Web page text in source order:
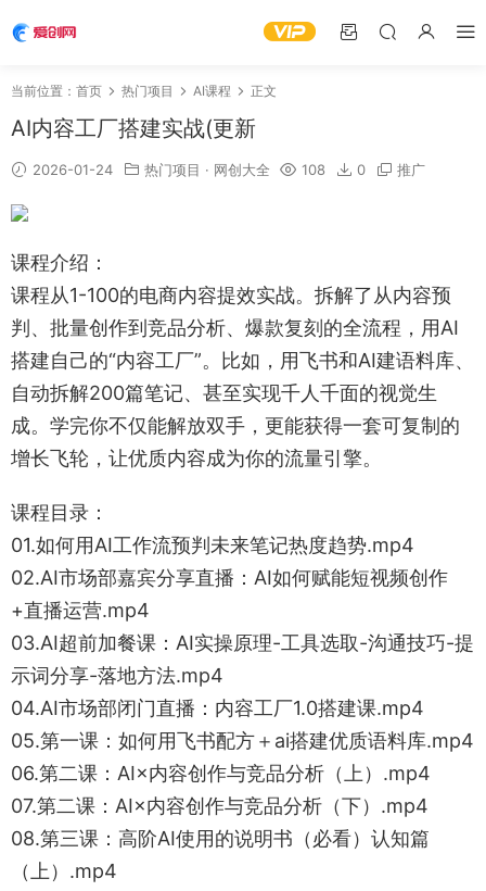
当前位置： 首页 热门项目 AI课程 正文
AI内容工厂搭建实战(更新
2026-01-24 热门项目 · 网创大全 108 0 推广
课程介绍：
课程从1-100的电商内容提效实战。拆解了从内容预
判、批量创作到竞品分析、爆款复刻的全流程，用AI
搭建自己的“内容工厂”。比如，用飞书和AI建语料库、
自动拆解200篇笔记、甚至实现千人千面的视觉生
成。学完你不仅能解放双手，更能获得一套可复制的
增长飞轮，让优质内容成为你的流量引擎。
课程目录：
01.如何用AI工作流预判未来笔记热度趋势.mp4
02.AI市场部嘉宾分享直播：AI如何赋能短视频创作
+直播运营.mp4
03.AI超前加餐课：AI实操原理-工具选取-沟通技巧-提
示词分享-落地方法.mp4
04.AI市场部闭门直播：内容工厂1.0搭建课.mp4
05.第一课：如何用飞书配方＋ai搭建优质语料库.mp4
06.第二课：AI×内容创作与竞品分析（上）.mp4
07.第二课：AI×内容创作与竞品分析（下）.mp4
08.第三课：高阶AI使用的说明书（必看）认知篇
（上）.mp4